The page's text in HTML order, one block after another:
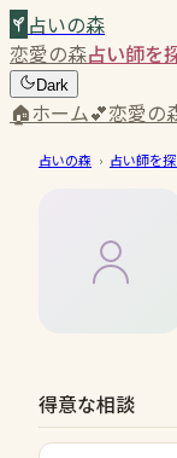
占いの森
恋愛の森占い師を
Dark
🏠ホーム💕恋愛の
占いの森 › 占い師を
得意な相談